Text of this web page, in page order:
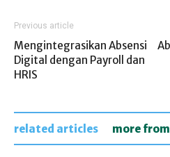
Previous article
Mengintegrasikan Absensi
Digital dengan Payroll dan
HRIS
related articles more